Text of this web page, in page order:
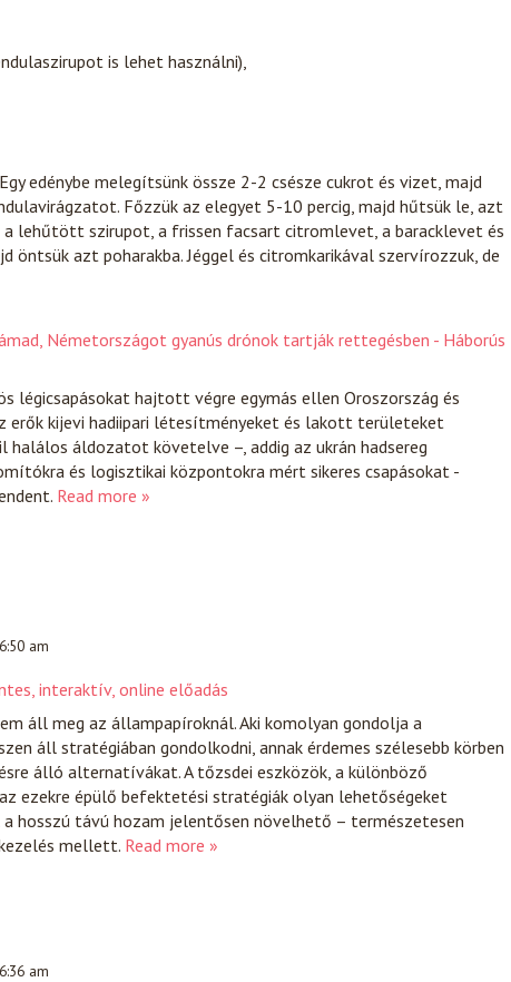
is lehet használni),
edénybe melegítsünk össze 2-2 csésze cukrot és vizet, majd
Főzzük az elegyet 5-10 percig, majd hűtsük le, azt
a lehűtött szirupot, a frissen facsart citromlevet, a baracklevet és
azt poharakba. Jéggel és citromkarikával szervírozzuk, de
Németországot gyanús drónok tartják rettegésben - Háborús
légicsapásokat hajtott végre egymás ellen Oroszország és
erők kijevi hadiipari létesítményeket és lakott területeket
halálos áldozatot követelve –, addig az ukrán hadsereg
és logisztikai központokra mért sikeres csapásokat -
Read more »
am
interaktív, online előadás
áll meg az állampapíroknál. Aki komolyan gondolja a
áll stratégiában gondolkodni, annak érdemes szélesebb körben
álló alternatívákat. A tőzsdei eszközök, a különböző
ezekre épülő befektetési stratégiák olyan lehetőségeket
a hosszú távú hozam jelentősen növelhető – természetesen
mellett. Read more »
am